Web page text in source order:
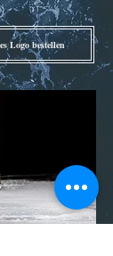
Logo bestellen